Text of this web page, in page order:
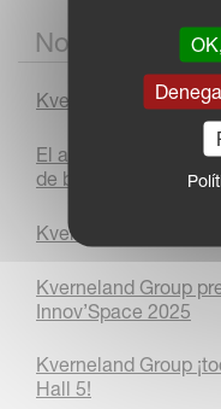
Noticias
Kverneland Arcadia:
El arado Kverneland
de bronce a la
Kverneland y Vicon
Kverneland Group
Innov’Space 2025
Kverneland Group
Hall 5!